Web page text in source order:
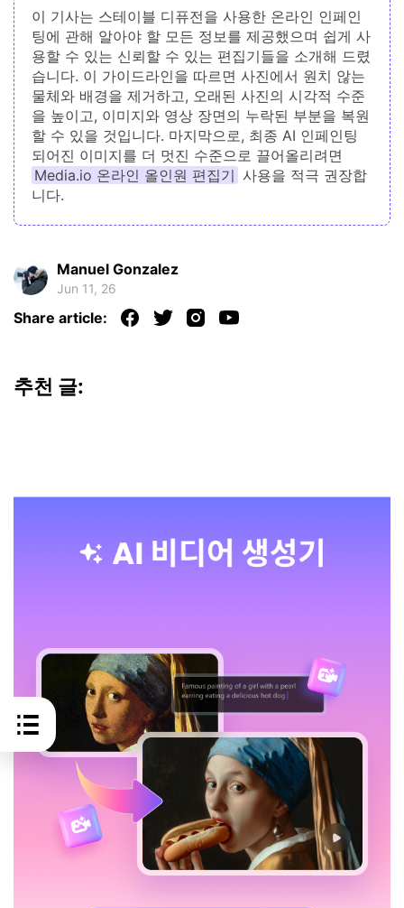
이 기사는 스테이블 디퓨전을 사용한 온라인 인페인
팅에 관해 알아야 할 모든 정보를 제공했으며 쉽게 사
용할 수 있는 신뢰할 수 있는 편집기들을 소개해 드렸
습니다. 이 가이드라인을 따르면 사진에서 원치 않는
물체와 배경을 제거하고, 오래된 사진의 시각적 수준
을 높이고, 이미지와 영상 장면의 누락된 부분을 복원
할 수 있을 것입니다. 마지막으로, 최종 AI 인페인팅
되어진 이미지를 더 멋진 수준으로 끌어올리려면
Media.io 온라인 올인원 편집기 사용을 적극 권장합
니다.
Manuel Gonzalez
Jun 11, 26
Share article:
추천 글: